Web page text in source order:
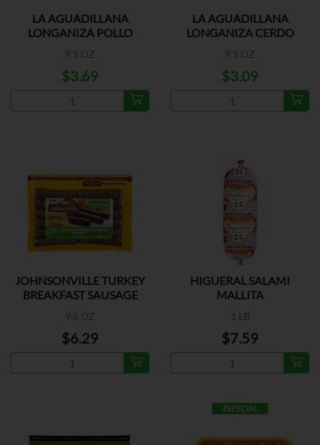
LA AGUADILLANA
LONGANIZA POLLO
9.5 OZ
$3.69
LA AGUADILLANA
LONGANIZA CERDO
9.5 OZ
$3.09
JOHNSONVILLE TURKEY
BREAKFAST SAUSAGE
9.6 OZ
$6.29
HIGUERAL SALAMI
MALLITA
1 LB
$7.59
ESPECIAL